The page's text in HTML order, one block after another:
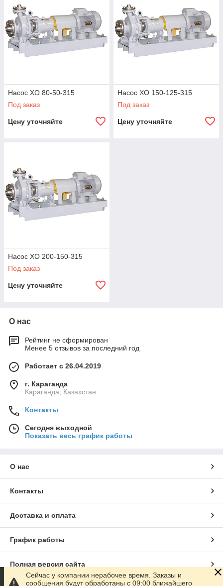
Насос ХО 80-50-315
Под заказ
Цену уточняйте
Насос ХО 150-125-315
Под заказ
Цену уточняйте
Насос ХО 200-150-315
Под заказ
Цену уточняйте
О нас
Рейтинг не сформирован
Менее 5 отзывов за последний год
Работает с 26.04.2019
г. Караганда
Караганда, Казахстан
Контакты
Сегодня выходной
Показать весь график работы
О нас
Контакты
Доставка и оплата
График работы
Полная версия сайта
Сейчас у компании нерабочее время. Заказы и
сообщения будут обработаны с 09:00 ближайшего